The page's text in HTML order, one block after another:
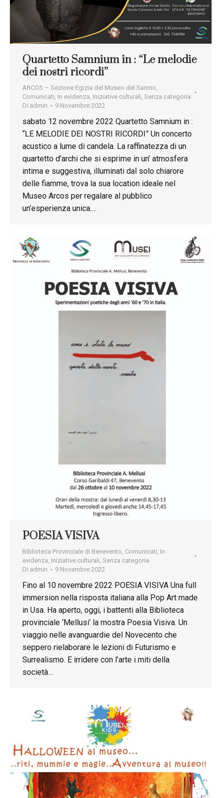
Quartetto Samnium in : “Le melodie
dei nostri ricordi”
ARCOS – Sezione Egizia del Museo del Sannio,
Comunicati, In evidenza, Iniziative culturali, Senza categoria
Di admin 9 Novembre 2022
sabato 12 novembre 2022 Quartetto Samnium in :
“LE MELODIE DEI NOSTRI RICORDI” Un concerto
acustico a lume di candela. La raffinatezza di un
quartetto d’archi che si esprime in un’ atmosfera
intima e suggestiva, illuminati dal solo chiarore
delle fiamme, trova la sua location ideale nel
Museo Arcos per regalare al pubblico
un’esperienza unica.…
POESIA VISIVA
Biblioteca Provinciale di Benevento, Comunicati, In
evidenza, Iniziative culturali, Senza categoria
Di admin 9 Novembre 2022
Fino al 10 novembre 2022 POESIA VISIVA Una full
immersion nella risposta italiana alla Pop Art made
in Usa. Ha aperto, oggi, i battenti alla Biblioteca
provinciale ‘Mellusi’ la mostra Poesia Visiva. Un
viaggio nelle avanguardie del Novecento che
seppero rielaborare le lezioni di Futurismo e
Surrealismo. E irridere con l’arte i miti della
società…